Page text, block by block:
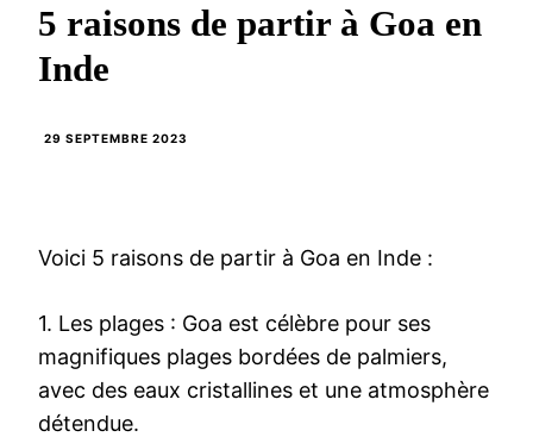
5 raisons de partir à Goa en
Inde
29 SEPTEMBRE 2023
Voici 5 raisons de partir à Goa en Inde :
1. Les plages : Goa est célèbre pour ses
magnifiques plages bordées de palmiers,
avec des eaux cristallines et une atmosphère
détendue.